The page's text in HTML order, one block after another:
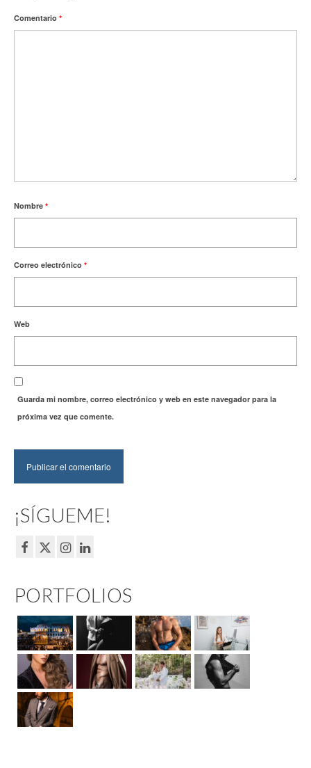
Comentario *
Nombre *
Correo electrónico *
Web
Guarda mi nombre, correo electrónico y web en este navegador para la
próxima vez que comente.
¡SÍGUEME!
PORTFOLIOS